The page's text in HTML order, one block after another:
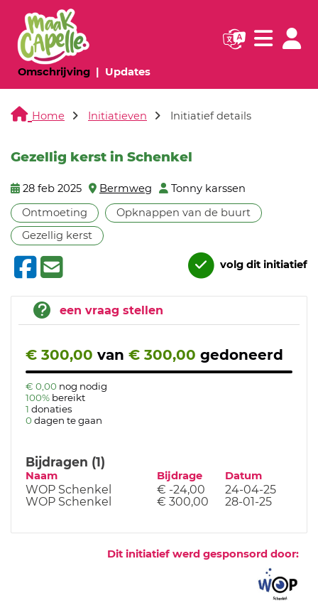
Omschrijving(huidige pagina)
Updates(huidige pagina)
Navigatie
Home Initiatieven Initiatief details
Gezellig kerst in Schenkel
28 feb 2025 Bermweg
Tonny karssen
Ontmoeting
Opknappen van de buurt
Gezellig kerst
volg dit initiatief
een vraag stellen
€ 300,00 van € 300,00 gedoneerd
€ 0,00 nog nodig
100% bereikt
1 donaties
0 dagen te gaan
Bijdragen (1)
Naam Bijdrage Datum
WOP Schenkel € -24,00
24-04-25
WOP Schenkel
€ 300,00 28-01-25
Dit initiatief werd gesponsord door: